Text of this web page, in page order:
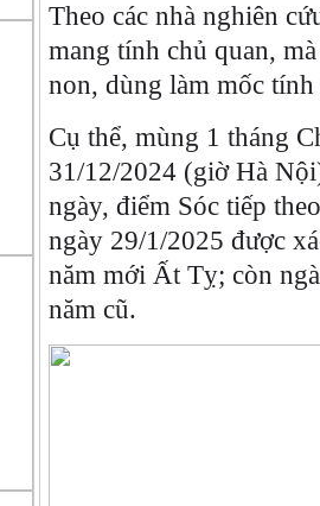
Theo các nhà nghiên
mang tính chủ quan,
non, dùng làm mốc
Cụ thể, mùng 1 tháng
31/12/2024 (giờ Hà
ngày, điểm Sóc tiếp
ngày 29/1/2025 được
năm mới Ất Tỵ; còn
năm cũ.